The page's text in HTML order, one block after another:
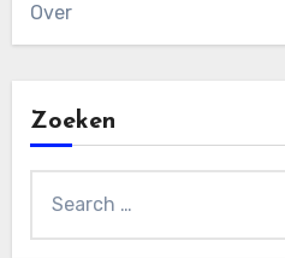
Over
Zoeken